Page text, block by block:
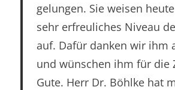
gelungen. Sie weisen
sehr erfreuliches Niveau
auf. Dafür danken wir ihm
und wünschen ihm für die
Gute. Herr Dr. Böhlke hat